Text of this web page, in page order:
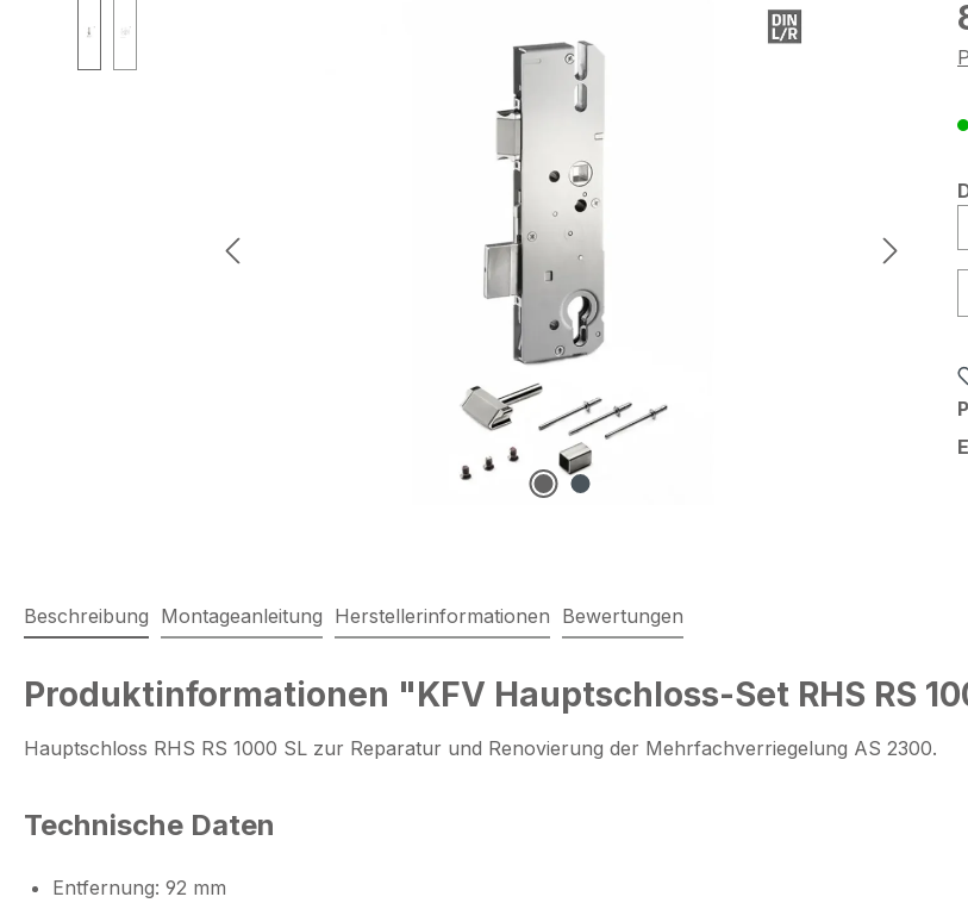
Beschreibung Montageanleitung Herstellerinformationen Bewertungen
Produktinformationen "KFV Hauptschloss-Set RHS RS
Hauptschloss RHS RS 1000 SL zur Reparatur und Renovierung der Mehrfachverriegelung AS 2300.
Technische Daten
Entfernung: 92 mm